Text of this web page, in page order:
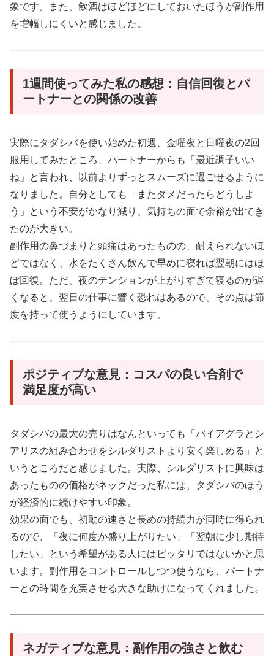
象です。また、飲酒はほどほどにしておいたほうが副作用
を増幅しにくいと感じました。
1週間使ってみた私の感想：自信回復とパ
ートナーとの関係の改善
実際にタダシバを使い始めた初週、金曜夜と日曜夜の2回
服用してみたところ、パートナーからも「最近調子いい
ね」と言われ、以前よりずっとスムーズに過ごせるように
なりました。自分としても「またダメだったらどうしよ
う」という不安がかなり減り、気持ちの面で余裕が出てき
たのが大きい。
副作用の鼻づまりと頭痛はあったものの、耐えられないほ
どではなく、水をたくさん飲んで早めに寝れば翌朝にはほ
ぼ回復。ただ、夜のテンションが上がりすぎて寝るのが遅
くなると、翌日の仕事に響く恐れはあるので、その点は節
度を持って使うようにしています。
ポジティブな意見：コスパの良い合剤で
満足度が高い
タダシバの最大の売りはなんといっても「バイアグラとシ
アリスの組み合わせをシルダリストより安く楽しめる」と
いうところだと感じました。実際、シルダリストに興味は
あったものの価格がネックだった私には、タダシバのほう
が経済的に続けやすい印象。
効果の面でも、初動の速さと長めの持続力が同時に得られ
るので、「夜に何度か盛り上がりたい」「翌朝に少し期待
したい」という希望がある人にはピッタリではないかと思
います。副作用をコントロールしつつ使うなら、パートナ
ーとの時間を充実させる大きな助けになってくれました。
ネガティブな意見：副作用の強さと飲む